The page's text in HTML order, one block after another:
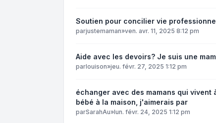
Soutien pour concilier vie
parjustemaman»ven. avr. 11, 2025 8:12 pm
Aide avec les devoirs? Je suis une
parlouison»jeu. févr. 27, 2025 1:12 pm
échanger avec des mamans qui
bébé à la maison, j'aimerais par
parSarahAu»lun. févr. 24, 2025 1:12 pm